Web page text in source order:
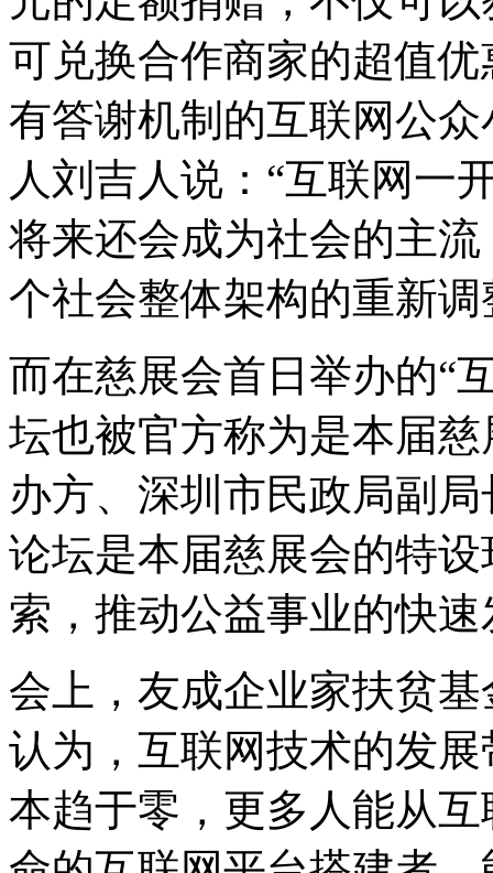
可兑换合作商家的超值
有答谢机制的互联网公
人刘吉人说：“互联网一
将来还会成为社会的主
个社会整体架构的重新调
而在慈展会首日举办的“
坛也被官方称为是本届
办方、深圳市民政局副
论坛是本届慈展会的特
索，推动公益事业的快速
会上，友成企业家扶贫
认为，互联网技术的发
本趋于零，更多人能从